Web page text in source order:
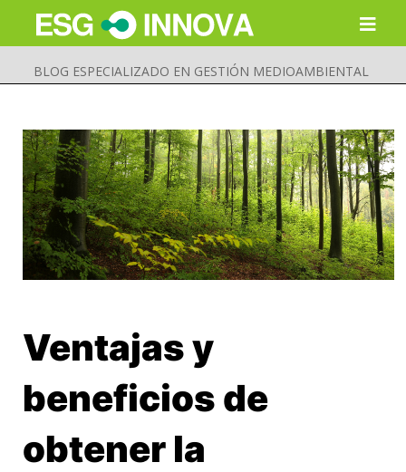
BLOG ESPECIALIZADO EN GESTIÓN MEDIOAMBIENTAL
Buscar Enviar
Ventajas y
beneficios de
obtener la